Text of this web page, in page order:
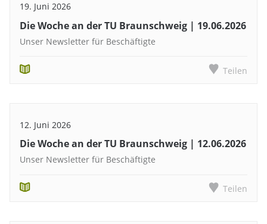
19. Juni 2026
Die Woche an der TU Braunschweig | 19.06.2026
Unser Newsletter für Beschäftigte
Teilen
12. Juni 2026
Die Woche an der TU Braunschweig | 12.06.2026
Unser Newsletter für Beschäftigte
Teilen